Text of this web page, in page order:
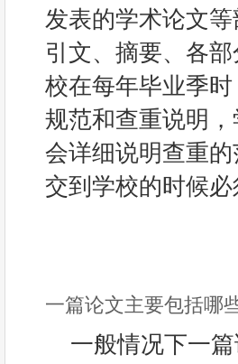
发表的学术论文
引文、摘要、各
校在每年毕业季
规范和查重说明
会详细说明查重
交到学校的时候
一篇论文主要包括哪
一般情况下一